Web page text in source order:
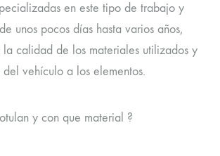
en este tipo de trabajo y
unos pocos días hasta varios años,
calidad de los materiales utilizados y
vehículo a los elementos.
y con que material ?